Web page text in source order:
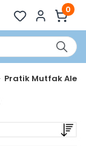
0
Pratik Mutfak Aleti